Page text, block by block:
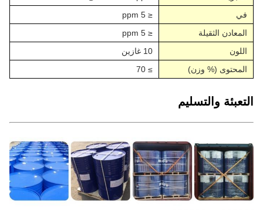
في
≤ 5 ppm
المعادن الثقيلة
≤ 5 ppm
اللون
10 غازين
المحتوى (% وزن)
≥ 70
التعبئة والتسليم